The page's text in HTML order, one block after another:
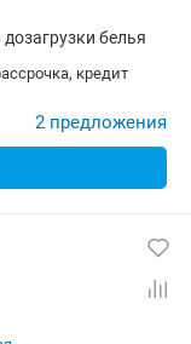
белья
кредит
2 предложения